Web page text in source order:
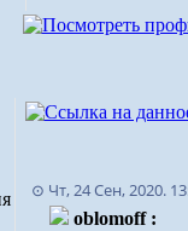
⊙ Чт, 24 Сен, 2020.
oblomoff :